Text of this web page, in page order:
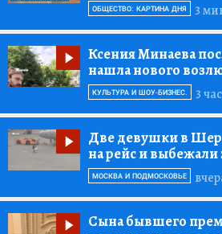
3
ОБЩЕСТВО: КАРТИНА ДНЯ
Ксения Минаева
нашла нового
3
КУЛЬТУРА И ШОУ-БИЗНЕС.
Две девушки в
на рейс и выбежали
МОСКВА И ПОДМОСКОВЬЕ
Сына бывшего